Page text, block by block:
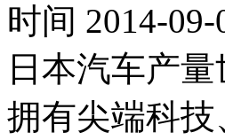
时间 2014-09-
日本汽车产
拥有尖端科